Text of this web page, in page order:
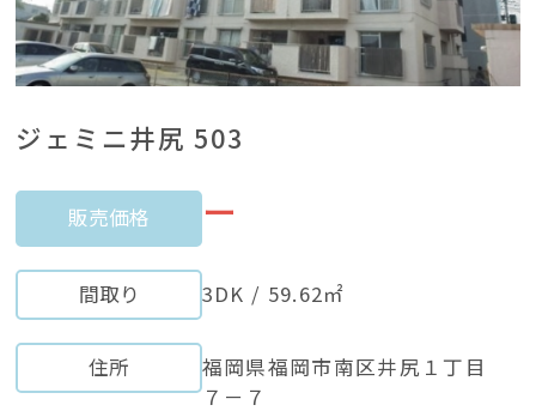
ジェミニ井尻 503
販売価格 ー
間取り 3DK / 59.62㎡
住所
福岡県福岡市南区井尻１丁目
７－７